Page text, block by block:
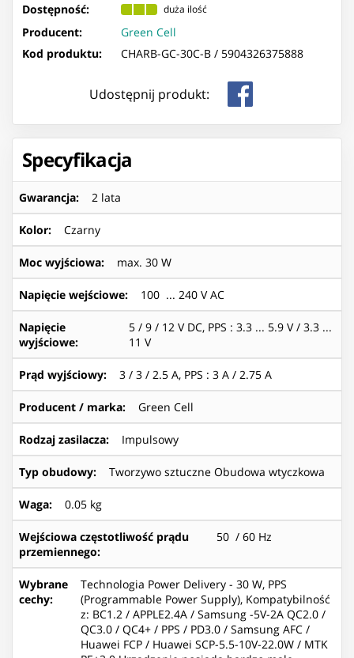
Dostępność: duża ilość
Producent:
Green Cell
Kod produktu:
CHARB-GC-30C-B / 5904326375888
Udostępnij produkt:
Specyfikacja
Gwarancja: 2 lata
Kolor: Czarny
Moc wyjściowa: max. 30 W
Napięcie wejściowe: 100 ... 240 V AC
Napięcie
wyjściowe:
5 / 9 / 12 V DC, PPS : 3.3 ... 5.9 V / 3.3 ...
11 V
Prąd wyjściowy: 3 / 3 / 2.5 A, PPS : 3 A / 2.75 A
Producent / marka: Green Cell
Rodzaj zasilacza: Impulsowy
Typ obudowy: Tworzywo sztuczne Obudowa wtyczkowa
Waga: 0.05 kg
Wejściowa częstotliwość prądu
przemiennego:
50 / 60 Hz
Wybrane
cechy:
Technologia Power Delivery - 30 W, PPS
(Programmable Power Supply), Kompatybilność
z: BC1.2 / APPLE2.4A / Samsung -5V-2A QC2.0 /
QC3.0 / QC4+ / PPS / PD3.0 / Samsung AFC /
Huawei FCP / Huawei SCP-5.5-10V-22.0W / MTK